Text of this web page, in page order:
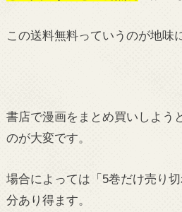
この送料無料っていうのが地味
書店で漫画をまとめ買いしよう
のが大変です。
場合によっては「5巻だけ売り
分あり得ます。